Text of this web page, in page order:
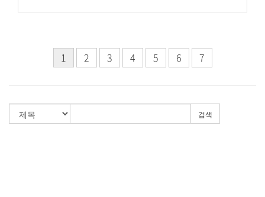
1 2 3 4 5 6 7
검색